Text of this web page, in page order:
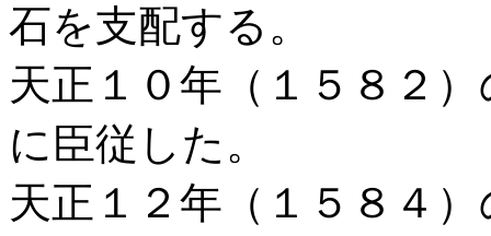
石を支配する。
天正１０年（１５８２）
に臣従した。
天正１２年（１５８４）